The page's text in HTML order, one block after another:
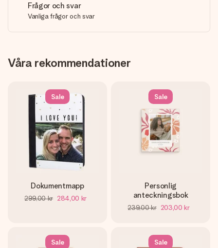
Frågor och svar
Vanliga frågor och svar
Våra rekommendationer
Sale
Dokumentmapp
299,00 kr 284,00 kr
Sale
Personlig
anteckningsbok
239,00 kr 203,00 kr
Sale Sale